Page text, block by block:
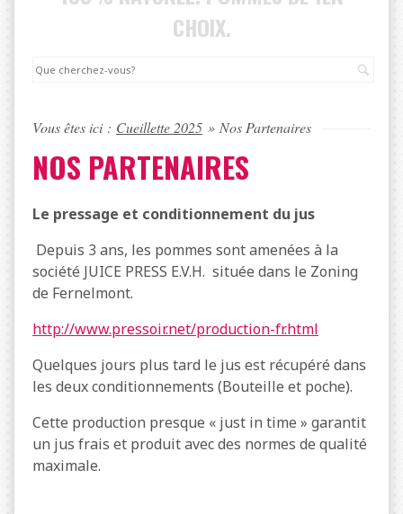
CHOIX.
Vous êtes ici : Cueillette 2025 » Nos Partenaires
NOS PARTENAIRES
Le pressage et conditionnement du jus
Depuis 3 ans, les pommes sont amenées à la
société JUICE PRESS E.V.H. située dans le Zoning
de Fernelmont.
http://www.pressoir.net/production-fr.html
Quelques jours plus tard le jus est récupéré dans
les deux conditionnements (Bouteille et poche).
Cette production presque « just in time » garantit
un jus frais et produit avec des normes de qualité
maximale.